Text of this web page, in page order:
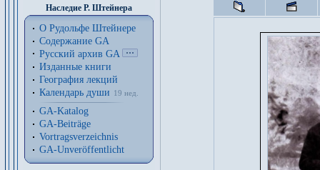
Наследие Р. Штейнера
О Рудольфе Штейнере
Содержание GA
Русский архив GA
Изданные книги
География лекций
Календарь души
19 нед.
GA-Katalog
GA-Beiträge
Vortragsverzeichnis
GA-Unveröffentlicht